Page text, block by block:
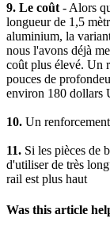
9. Le coût - Alors
longueur de 1,5
aluminium, la
nous l'avons déjà
coût plus élevé. Un
pouces de
environ 180 dollars
10. Un
11. Si les pièces de
d'utiliser de très
rail est plus haut
Was this article